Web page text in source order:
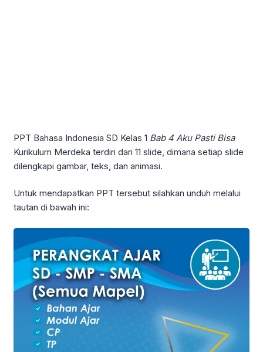
PPT Bahasa Indonesia SD Kelas 1 Bab 4 Aku Pasti Bisa
Kurikulum Merdeka terdiri dari 11 slide, dimana setiap slide
dilengkapi gambar, teks, dan animasi.
Untuk mendapatkan PPT tersebut silahkan unduh melalui
tautan di bawah ini: